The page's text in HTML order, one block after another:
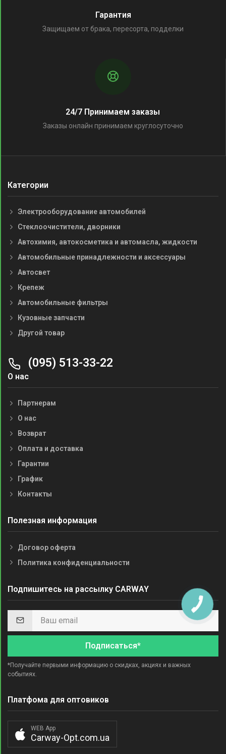
Гарантия
Защищаем от брака, пересорта, подделки
24/7 Принимаем заказы
Заказы онлайн принимаем круглосуточно
Категории
Электрооборудование автомобилей
Стеклоочистители, дворники
Автохимия, автокосметика и автомасла, жидкости
Автомобильные принадлежности и аксессуары
Автосвет
Крепеж
Автомобильные фильтры
Кузовные запчасти
Другой товар
(095) 513-33-22
О нас
Партнерам
О нас
Возврат
Оплата и доставка
Гарантии
График
Контакты
Полезная информация
Договор оферта
Политика конфиденциальности
Подпишитесь на рассылку CARWAY
Подписаться*
*Получайте первыми информацию о скидках, акциях и важных
событиях.
Платфома для оптовиков
WEB App
Carway-Opt.com.ua